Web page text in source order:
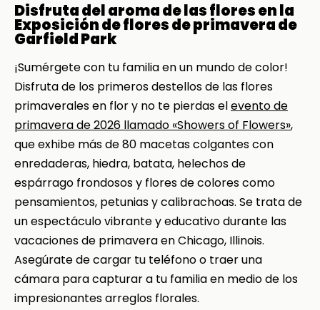
Disfruta del aroma de las flores en la
Exposición de flores de primavera de
Garfield Park
¡Sumérgete con tu familia en un mundo de color!
Disfruta de los primeros destellos de las flores
primaverales en flor y no te pierdas elevento de
primavera de 2026 llamado «Showers of Flowers»,
que exhibe más de 80 macetas colgantes con
enredaderas, hiedra, batata, helechos de
espárrago frondosos y flores de colores como
pensamientos, petunias y calibrachoas. Se trata de
un espectáculo vibrante y educativo durante las
vacaciones de primavera en Chicago, Illinois.
Asegúrate de cargar tu teléfono o traer una
cámara para capturar a tu familia en medio de los
impresionantes arreglos florales.